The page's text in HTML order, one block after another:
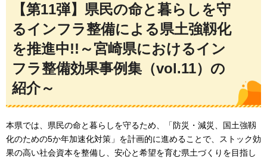
【第11弾】県民の命と暮らしを守
るインフラ整備による県土強靱化
を推進中!!～宮崎県におけるイン
フラ整備効果事例集（vol.11）の
紹介～
本県では、県民の命と暮らしを守るため、「防災・減災、国土強靱
化のための5か年加速化対策」を計画的に進めることで、ストック効
果の高い社会資本を整備し、安心と希望を育む県土づくりを目指し